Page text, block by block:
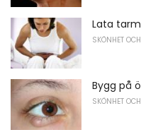
Lata
SKÖNHET
Bygg på
SKÖNHET